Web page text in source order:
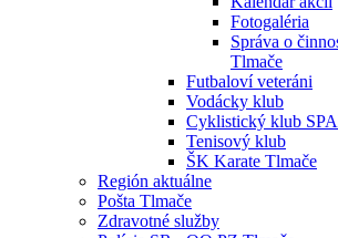
Fotogaléria
Správa o
Tlmače
Futbaloví veteráni
Vodácky klub
Cyklistický klub
Tenisový klub
ŠK Karate Tlmače
Región aktuálne
Pošta Tlmače
Zdravotné služby